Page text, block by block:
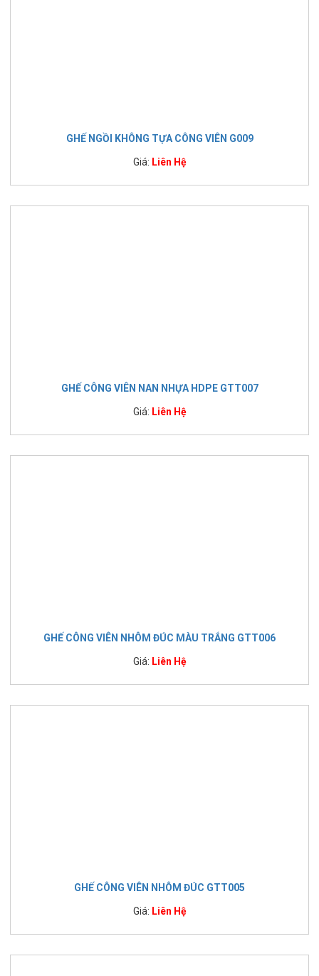
GHẾ NGỒI KHÔNG TỰA CÔNG VIÊN G009
Giá: Liên Hệ
GHẾ CÔNG VIÊN NAN NHỰA HDPE GTT007
Giá: Liên Hệ
GHẾ CÔNG VIÊN NHÔM ĐÚC MÀU TRẮNG GTT006
Giá: Liên Hệ
GHẾ CÔNG VIÊN NHÔM ĐÚC GTT005
Giá: Liên Hệ